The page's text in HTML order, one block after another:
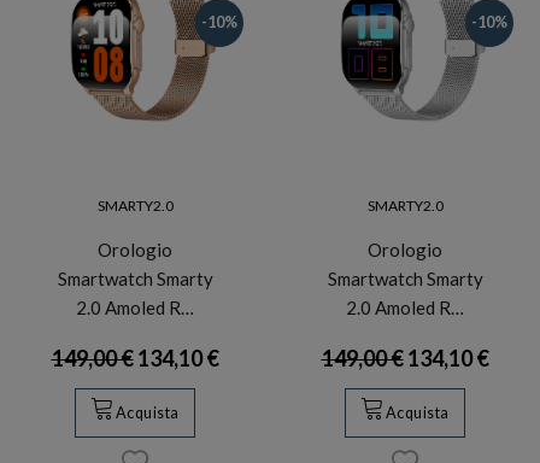
-10%
SMARTY2.0
Orologio
Smartwatch Smarty
2.0 Amoled R…
149,00 €134,10 €
Acquista
-10%
SMARTY2.0
Orologio
Smartwatch Smarty
2.0 Amoled R…
149,00 €134,10 €
Acquista